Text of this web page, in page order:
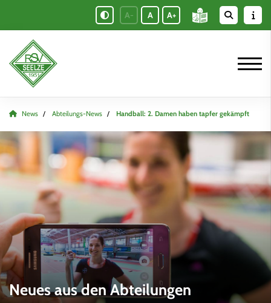
A- A A+
News Abteilungs-News Handball: 2. Damen haben tapfer gekämpft
Neues aus den Abteilungen